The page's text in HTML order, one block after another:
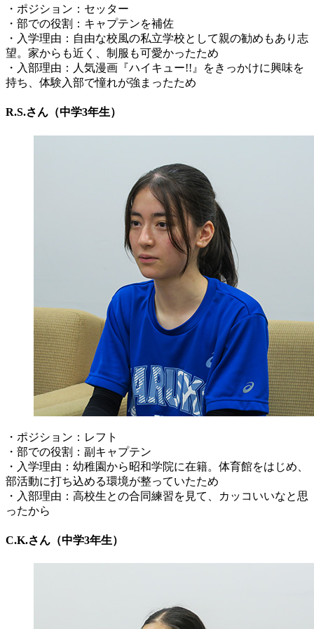
・ポジション：セッター
・部での役割：キャプテンを補佐
・入学理由：自由な校風の私立学校として親の勧めもあり志
望。家からも近く、制服も可愛かったため
・入部理由：人気漫画『ハイキュー!!』をきっかけに興味を
持ち、体験入部で憧れが強まったため
R.S.さん（中学3年生）
・ポジション：レフト
・部での役割：副キャプテン
・入学理由：幼稚園から昭和学院に在籍。体育館をはじめ、
部活動に打ち込める環境が整っていたため
・入部理由：高校生との合同練習を見て、カッコいいなと思
ったから
C.K.さん（中学3年生）